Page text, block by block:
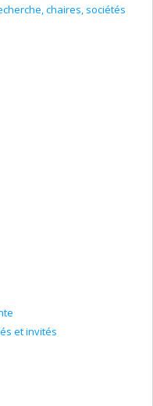
chaires, sociétés
et invités